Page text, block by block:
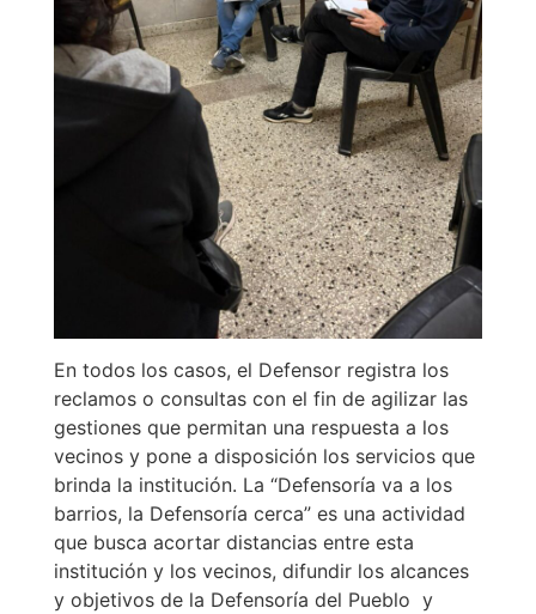
En todos los casos, el Defensor registra los
reclamos o consultas con el fin de agilizar las
gestiones que permitan una respuesta a los
vecinos y pone a disposición los servicios que
brinda la institución. La “Defensoría va a los
barrios, la Defensoría cerca” es una actividad
que busca acortar distancias entre esta
institución y los vecinos, difundir los alcances
y objetivos de la Defensoría del Pueblo y